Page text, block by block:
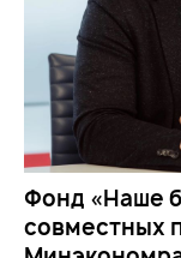
Фонд «Наше
совместных